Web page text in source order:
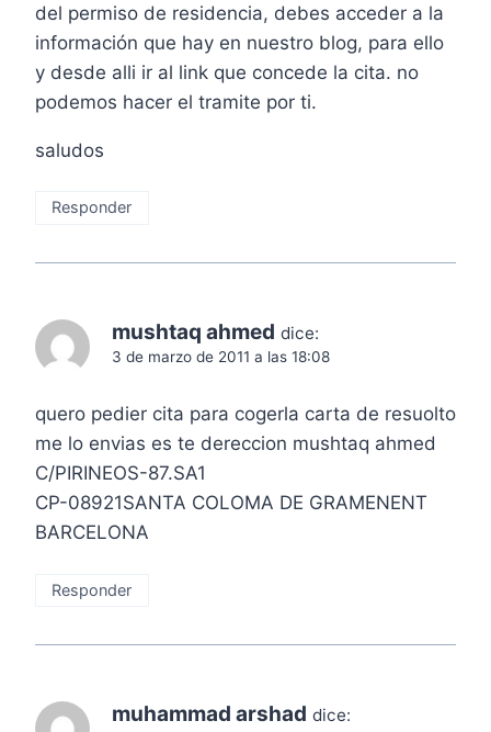
del permiso de residencia, debes acceder a la
información que hay en nuestro blog, para ello
y desde alli ir al link que concede la cita. no
podemos hacer el tramite por ti.
saludos
Responder
mushtaq ahmed dice:
3 de marzo de 2011 a las 18:08
quero pedier cita para cogerla carta de resuolto
me lo envias es te dereccion mushtaq ahmed
C/PIRINEOS-87.SA1
CP-08921SANTA COLOMA DE GRAMENENT
BARCELONA
Responder
muhammad arshad dice: